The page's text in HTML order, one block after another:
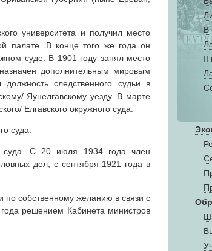
В
II
университета и получил место
палате. В конце того же года он
суде. В 1901 году занял место
дополнительным мировым
следственного судьи в
Яунелгавскому уезду. В марте
Елгавского окружного суда.
суда.
суда. С 20 июля 1934 года член
дел, с сентября 1921 года в
по собственному желанию в связи с
решением Кабинета министров